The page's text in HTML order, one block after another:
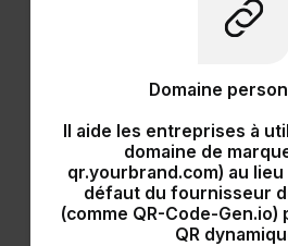
Domaine
Il aide les entreprises à
domaine de
qr.yourbrand.com) au
défaut du fournisseur
(comme QR-Code-
QR